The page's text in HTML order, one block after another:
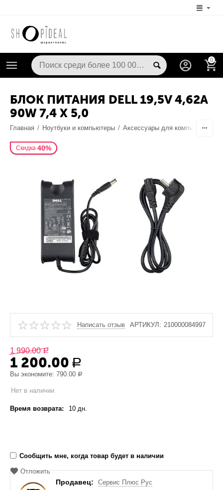
0
БЛОК ПИТАНИЯ DELL 19,5V 4,62A
90W 7,4 X 5,0
Главная / Ноутбуки и компьютеры / Аксессуары для компьютерной
Скидка 40%
Написать отзыв АРТИКУЛ: 210000084997
1 990.00 Р
1 200.00 Р
Вы экономите:790.00 Р
Нет в наличии
Время возврата: 10 дн.
Сообщить мне, когда товар будет в наличии
Отложить
Продавец:
Сервис Плюс Рус